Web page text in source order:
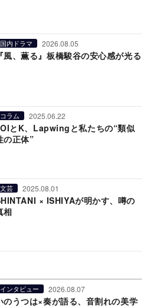
国内ドラマ 2026.08.05
『風、薫る』板橋駿谷の安心感が光る
コラム 2025.06.22
とK、Lapwingと私たちの“類似
の正体”
文芸 2025.08.01
× ISHIYAが明かす、噂の
相
インタビュー 2026.08.07
のうつは×奏が語る、音割れの美学